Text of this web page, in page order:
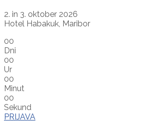
2. in 3. oktober 2026
Hotel Habakuk, Maribor
00
Dni
00
Ur
00
Minut
00
Sekund
PRIJAVA